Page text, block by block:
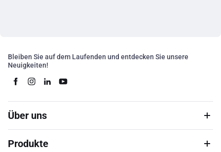
Bleiben Sie auf dem Laufenden und entdecken Sie unsere
Neuigkeiten!
Über uns
Produkte